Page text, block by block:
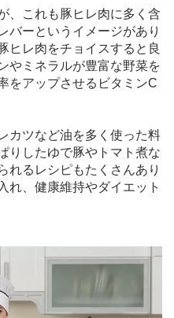
、これも豚ヒレ肉に多く含
バーというイメージがあり
ヒレ肉をチョイスすると良
やミネラルが豊富な野菜を
をアップさせるビタミンC
カツなど油を多く使った料
りしたゆで豚やトマト煮な
れるレシピもたくさんあり
れ、健康維持やダイエット